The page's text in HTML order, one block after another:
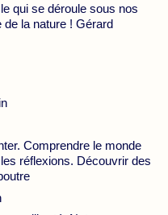
qui se déroule sous nos
la nature ! Gérard
Comprendre le monde
réflexions. Découvrir des